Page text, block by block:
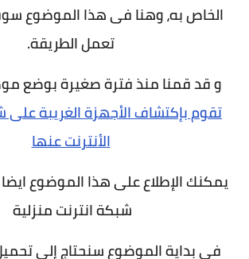
الخاص به، وهنا فى هذا الموضوع
تعمل الطريقة.
و قد قمنا منذ فترة صغيرة بوضع
تقوم بإكتشاف الأجهزة الغريبة
الأنترنت عنها
يمكنك الإطلاع على هذا الموضوع
شبكة انترنت منزلية